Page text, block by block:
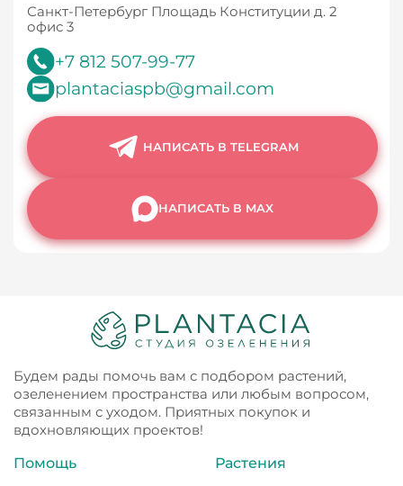
Санкт-Петербург Площадь Конституции д. 2
офис 3
+7 812 507-99-77
plantaciaspb@gmail.com
НАПИСАТЬ В TELEGRAM
НАПИСАТЬ В MAX
Будем рады помочь вам с подбором растений,
озеленением пространства или любым вопросом,
связанным с уходом. Приятных покупок и
вдохновляющих проектов!
Помощь
Растения